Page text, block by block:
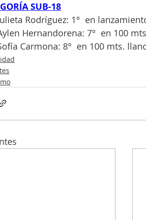
SUB-18
Rodríguez: 1°  en
Hernandorena: 7°  en 100
Carmona: 8°  en 100 mts.